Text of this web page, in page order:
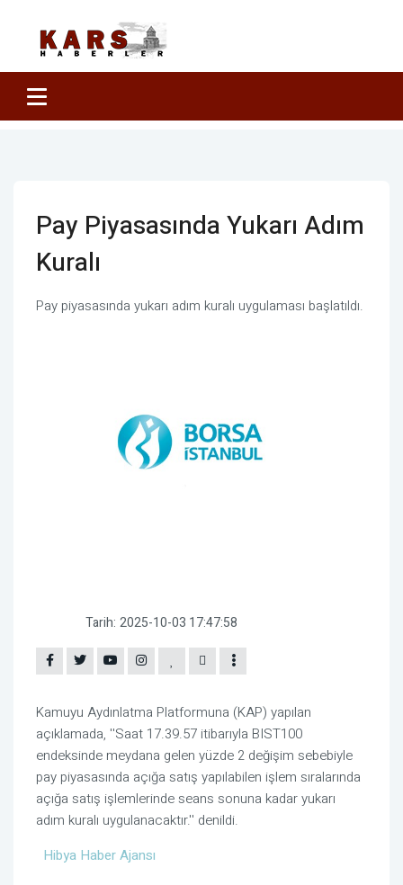
Pay Piyasasında Yukarı Adım
Kuralı
Pay piyasasında yukarı adım kuralı uygulaması başlatıldı.
Tarih: 2025-10-03 17:47:58
Kamuyu Aydınlatma Platformuna (KAP) yapılan
açıklamada, ''Saat 17.39.57 itibarıyla BIST100
endeksinde meydana gelen yüzde 2 değişim sebebiyle
pay piyasasında açığa satış yapılabilen işlem sıralarında
açığa satış işlemlerinde seans sonuna kadar yukarı
adım kuralı uygulanacaktır.'' denildi.
Hibya Haber Ajansı